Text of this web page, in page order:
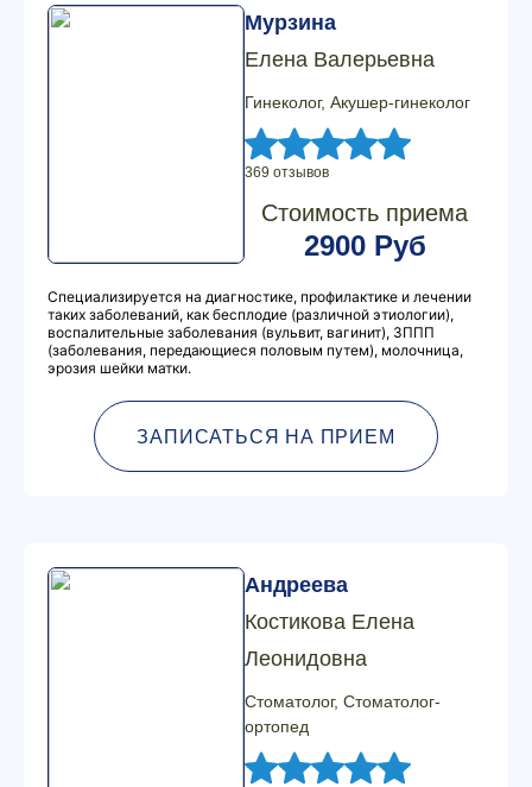
Мурзина
Елена Валерьевна
Гинеколог, Акушер-гинеколог
369 отзывов
Стоимость приема
2900 Руб
Специализируется на диагностике, профилактике и лечении
таких заболеваний, как бесплодие (различной этиологии),
воспалительные заболевания (вульвит, вагинит), ЗППП
(заболевания, передающиеся половым путем), молочница,
эрозия шейки матки.
ЗАПИСАТЬСЯ НА ПРИЕМ
Андреева
Костикова Елена
Леонидовна
Стоматолог, Стоматолог-
ортопед